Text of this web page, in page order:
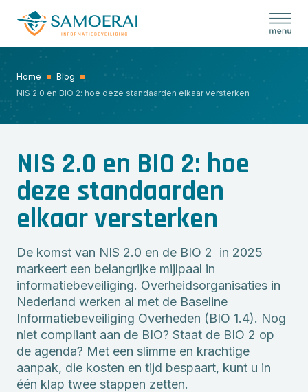
Home
Blog
NIS 2.0 en BIO 2: hoe deze standaarden elkaar versterken
NIS 2.0 en BIO 2: hoe
deze standaarden
elkaar versterken
De komst van NIS 2.0 en de BIO 2 in 2025
markeert een belangrijke mijlpaal in
informatiebeveiliging. Overheidsorganisaties in
Nederland werken al met de Baseline
Informatiebeveiliging Overheden (BIO 1.4). Nog
niet compliant aan de BIO? Staat de BIO 2 op
de agenda? Met een slimme en krachtige
aanpak, die kosten en tijd bespaart, kunt u in
één klap twee stappen zetten.